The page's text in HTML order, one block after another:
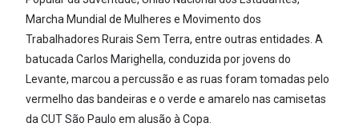
Marcha Mundial de Mulheres e Movimento dos
Trabalhadores Rurais Sem Terra, entre outras entidades. A
batucada Carlos Marighella, conduzida por jovens do
Levante, marcou a percussão e as ruas foram tomadas pelo
vermelho das bandeiras e o verde e amarelo nas camisetas
da CUT São Paulo em alusão à Copa.